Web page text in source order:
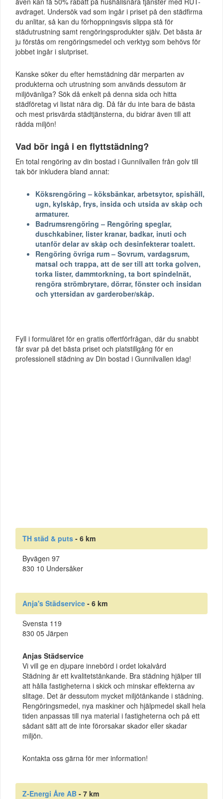
avdraget. Undersök vad som ingår i priset på den städfirma
du anlitar, så kan du förhoppningsvis slippa stå för
städutrustning samt rengöringsprodukter själv. Det bästa är
ju förstås om rengöringsmedel och verktyg som behövs för
jobbet ingår i slutpriset.
Kanske söker du efter hemstädning där merparten av
produkterna och utrustning som används dessutom är
miljövänliga? Sök då enkelt på denna sida och hitta
städföretag vi listat nära dig. Då får du inte bara de bästa
och mest prisvärda städtjänsterna, du bidrar även till att
rädda miljön!
Vad bör ingå i en flyttstädning?
En total rengöring av din bostad i Gunnilvallen från golv till
tak bör inkludera bland annat:
Köksrengöring – köksbänkar, arbetsytor, spishäll,
ugn, kylskåp, frys, insida och utsida av skåp och
armaturer.
Badrumsrengöring – Rengöring speglar,
duschkabiner, lister kranar, badkar, inuti och
utanför delar av skåp och desinfekterar toalett.
Rengöring övriga rum – Sovrum, vardagsrum,
matsal och trappa, att de ser till att torka golven,
torka lister, dammtorkning, ta bort spindelnät,
rengöra strömbrytare, dörrar, fönster och insidan
och yttersidan av garderober/skåp.
Fyll i formuläret för en gratis offertförfrågan, där du snabbt
får svar på det bästa priset och platstillgång för en
professionell städning av Din bostad i Gunnilvallen idag!
TH städ & puts - 6 km
Byvägen 97
830 10 Undersåker
Anja's Städservice - 6 km
Svensta 119
830 05 Järpen
Anjas Städservice
Vi vill ge en djupare innebörd i ordet lokalvård
Städning är ett kvalitetstänkande. Bra städning hjälper till
att hålla fastigheterna i skick och minskar effekterna av
slitage. Det är dessutom mycket miljötänkande i städning.
Rengöringsmedel, nya maskiner och hjälpmedel skall hela
tiden anpassas till nya material i fastigheterna och på ett
sådant sätt att de inte förorsakar skador eller skadar
miljön.
Kontakta oss gärna för mer information!
Z-Energi Åre AB - 7 km